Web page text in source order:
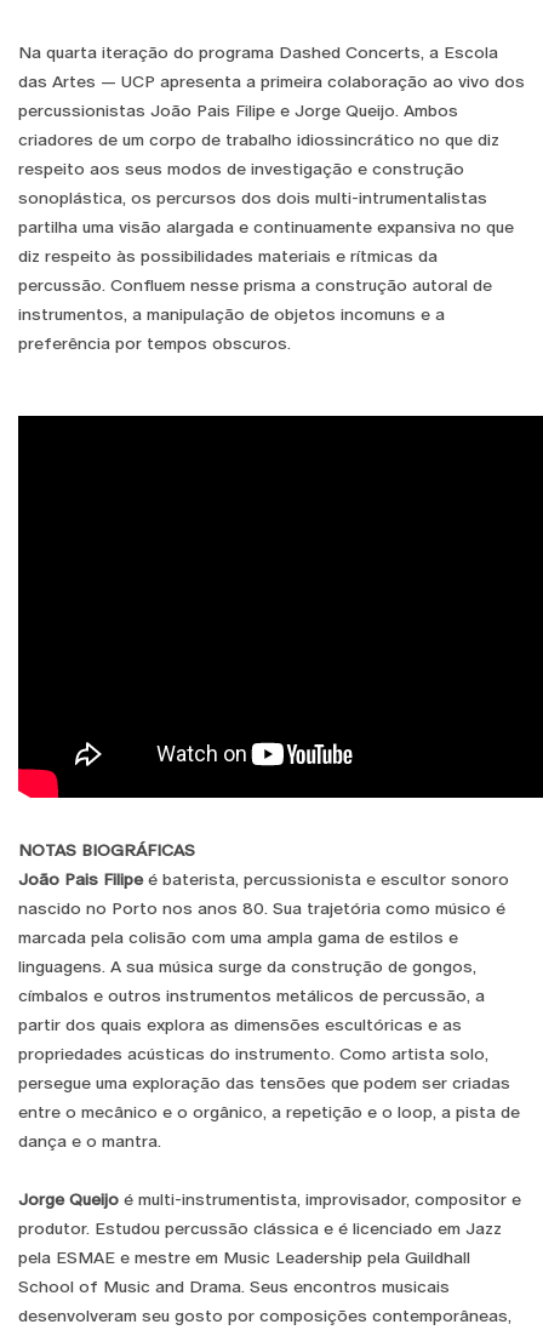
Na quarta iteração do programa Dashed Concerts, a Escola
das Artes — UCP apresenta a primeira colaboração ao vivo dos
percussionistas João Pais Filipe e Jorge Queijo. Ambos
criadores de um corpo de trabalho idiossincrático no que diz
respeito aos seus modos de investigação e construção
sonoplástica, os percursos dos dois multi-intrumentalistas
partilha uma visão alargada e continuamente expansiva no que
diz respeito às possibilidades materiais e rítmicas da
percussão. Confluem nesse prisma a construção autoral de
instrumentos, a manipulação de objetos incomuns e a
preferência por tempos obscuros.
NOTAS BIOGRÁFICAS
João Pais Filipeé baterista, percussionista e escultor sonoro
nascido no Porto nos anos 80. Sua trajetória como músico é
marcada pela colisão com uma ampla gama de estilos e
linguagens. A sua música surge da construção de gongos,
címbalos e outros instrumentos metálicos de percussão, a
partir dos quais explora as dimensões escultóricas e as
propriedades acústicas do instrumento. Como artista solo,
persegue uma exploração das tensões que podem ser criadas
entre o mecânico e o orgânico, a repetição e o loop, a pista de
dança e o mantra.
Jorge Queijo é multi-instrumentista, improvisador, compositor e
produtor. Estudou percussão clássica e é licenciado em Jazz
pela ESMAE e mestre em Music Leadership pela Guildhall
School of Music and Drama. Seus encontros musicais
desenvolveram seu gosto por composições contemporâneas,